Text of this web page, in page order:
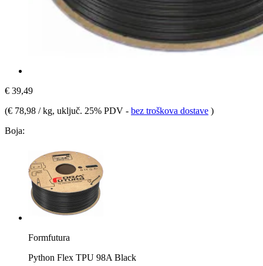
€ 39,49
(€ 78,98 / kg, uključ. 25% PDV - bez troškova dostave )
Boja:
Formfutura
Python Flex TPU 98A Black